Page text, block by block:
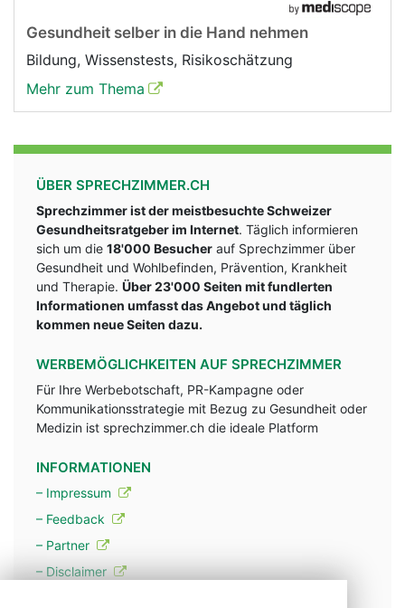
Gesundheit selber in die Hand nehmen
Bildung, Wissenstests, Risikoschätzung
Mehr zum Thema
ÜBER SPRECHZIMMER.CH
Sprechzimmer ist der meistbesuchte Schweizer
Gesundheitsratgeber im Internet. Täglich informieren
sich um die 18'000 Besucher auf Sprechzimmer über
Gesundheit und Wohlbefinden, Prävention, Krankheit
und Therapie. Über 23'000 Seiten mit fundlerten
Informationen umfasst das Angebot und täglich
kommen neue Seiten dazu.
WERBEMÖGLICHKEITEN AUF SPRECHZIMMER
Für Ihre Werbebotschaft, PR-Kampagne oder
Kommunikationsstrategie mit Bezug zu Gesundheit oder
Medizin ist sprechzimmer.ch die ideale Platform
INFORMATIONEN
– Impressum
– Feedback
– Partner
– Disclaimer